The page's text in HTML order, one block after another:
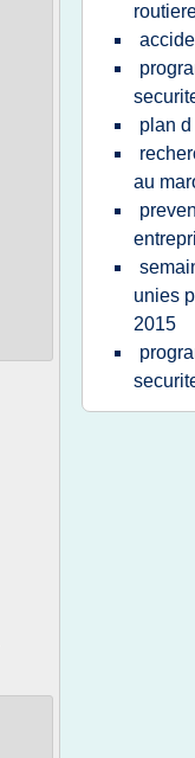
plan
au
unies
2015